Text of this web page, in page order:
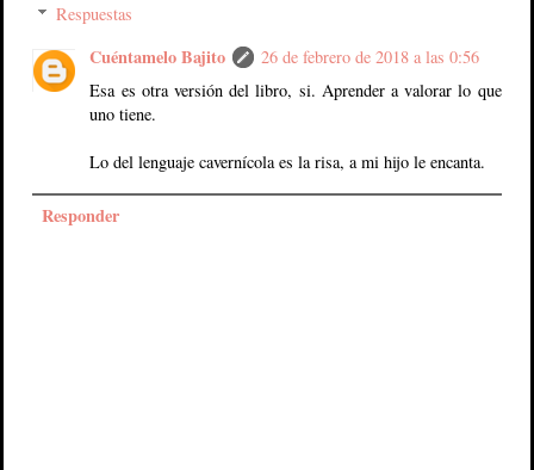
Respuestas
Cuéntamelo Bajito
26 de febrero de 2018 a las 0:56
Esa es otra versión del libro, si. Aprender a valorar lo que
uno tiene.
Lo del lenguaje cavernícola es la risa, a mi hijo le encanta.
Responder